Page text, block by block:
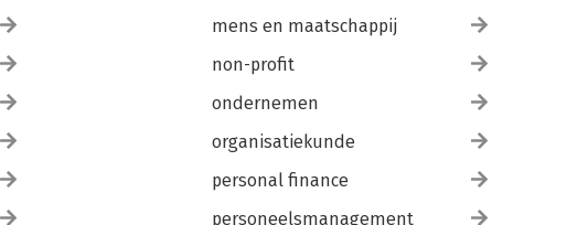
mens en maatschappij
non-profit
ondernemen
organisatiekunde
personal finance
personeelsmanagement